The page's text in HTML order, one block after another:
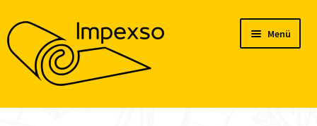
Zur
Navigation
springen
Zum
Inhalt
springen
Menü
Home